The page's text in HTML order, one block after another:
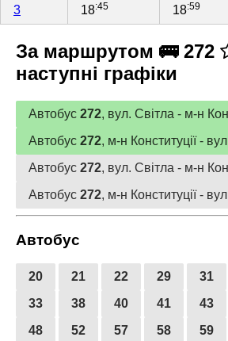
3 18:45 18:59
За маршрутом 🚌 272
наступні графіки
Автобус 272, вул. Світла - м-н
Автобус 272, м-н Конституції -
Автобус 272, вул. Світла - м-н
Автобус 272, м-н Конституції -
Автобус
20 21 22 29 31
33
38 40 41 43
48
52 57 58 59